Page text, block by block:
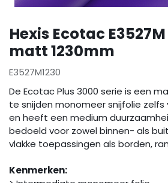
Hexis Ecotac
matt 1230mm
E3527M1230
De Ecotac Plus 3000 serie is een
te snijden monomeer snijfolie
en heeft een medium
bedoeld voor zowel binnen- als
vlakke toepassingen als borden,
Kenmerken: